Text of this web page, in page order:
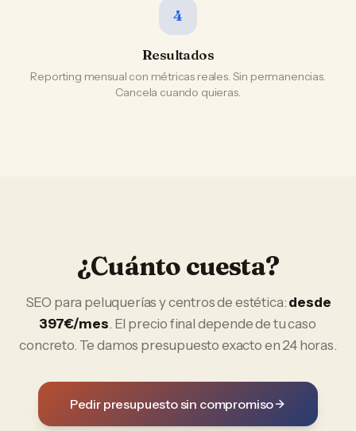
4
Resultados
Reporting mensual con métricas reales. Sin permanencias.
Cancela cuando quieras.
¿Cuánto cuesta?
SEO para peluquerías y centros de estética: desde
397€/mes. El precio final depende de tu caso
concreto. Te damos presupuesto exacto en 24 horas.
Pedir presupuesto sin compromiso